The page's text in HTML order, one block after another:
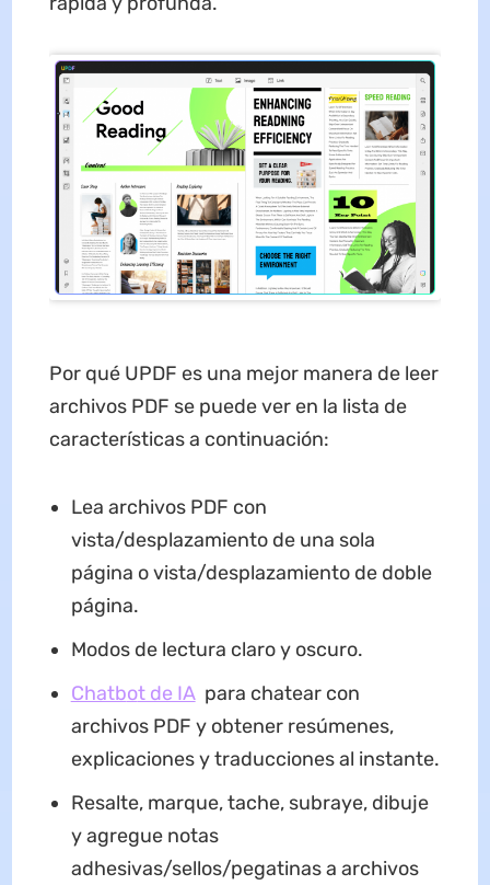
Por qué UPDF es una mejor manera de leer
archivos PDF se puede ver en la lista de
características a continuación:
Lea archivos PDF con
vista/desplazamiento de una sola
página o vista/desplazamiento de doble
página.
Modos de lectura claro y oscuro.
Chatbot de IApara chatear con
archivos PDF y obtener resúmenes,
explicaciones y traducciones al instante.
Resalte, marque, tache, subraye, dibuje
y agregue notas
adhesivas/sellos/pegatinas a archivos